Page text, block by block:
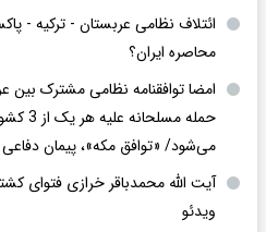
ائتلاف نظامی عربستان - ترکیه -
محاصره ایران؟
امضا توافقنامه نظامی مشترک بین
حمله
می‌شود/ «توافق مکه»، پیمان دفاعی
آیت الله محمدباقر خرازی فتوای
ویدئو